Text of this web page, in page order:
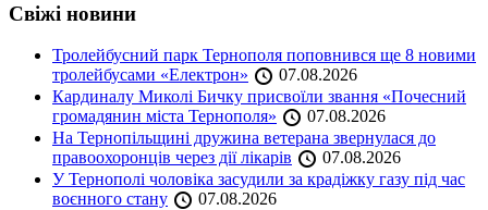
Свіжі новини
Тролейбусний парк Тернополя поповнився ще 8 новими
тролейбусами «Електрон»
07.08.2026
Кардиналу Миколі Бичку присвоїли звання «Почесний
громадянин міста Тернополя»
07.08.2026
На Тернопільщині дружина ветерана звернулася до
правоохоронців через дії лікарів
07.08.2026
У Тернополі чоловіка засудили за крадіжку газу під час
воєнного стану
07.08.2026